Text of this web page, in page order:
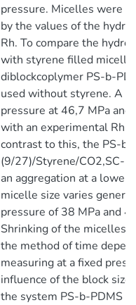
pressure. Micelles were
by the values of the
Rh. To compare the
with styrene filled
diblockcoplymer PS-b-
used without styrene. A
pressure at 46,7 MPa
with an experimental Rh
contrast to this, the PS-b-
(9/27)/Styrene/CO2,SC-
an aggregation at a lower
micelle size varies
pressure of 38 MPa and
Shrinking of the micelles
the method of time
measuring at a fixed
influence of the block
the system PS-b-PDMS